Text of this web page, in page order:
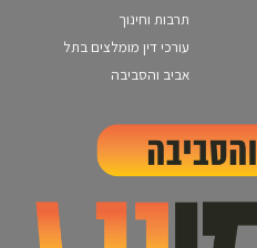
תרבות וחינוך
עורכי דין מומלצים בתל
אביב והסביבה